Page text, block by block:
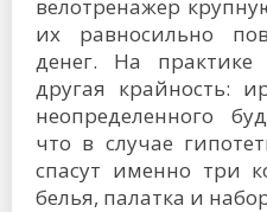
велотренажер
их равносильно
денег. На практике
другая крайность:
неопределенного
что в случае
спасут именно три
белья, палатка и